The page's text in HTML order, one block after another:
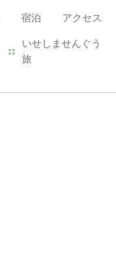
宿泊 アクセス
いせしませんぐう
旅